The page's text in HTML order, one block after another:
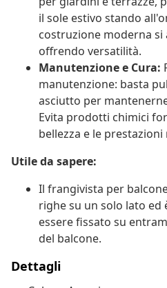
il sole estivo stando
costruzione moderna
offrendo versatilità.
Manutenzione e Cura:
manutenzione: basta
asciutto per
Evita prodotti chimici
bellezza e le
Utile da sapere:
Il frangivista per
righe su un solo lato ed
essere fissato su
del balcone.
Dettagli